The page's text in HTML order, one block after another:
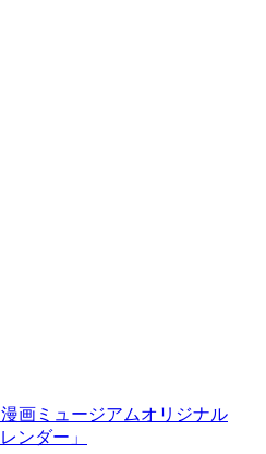
画ミュージアムオリジナル
ンダー」